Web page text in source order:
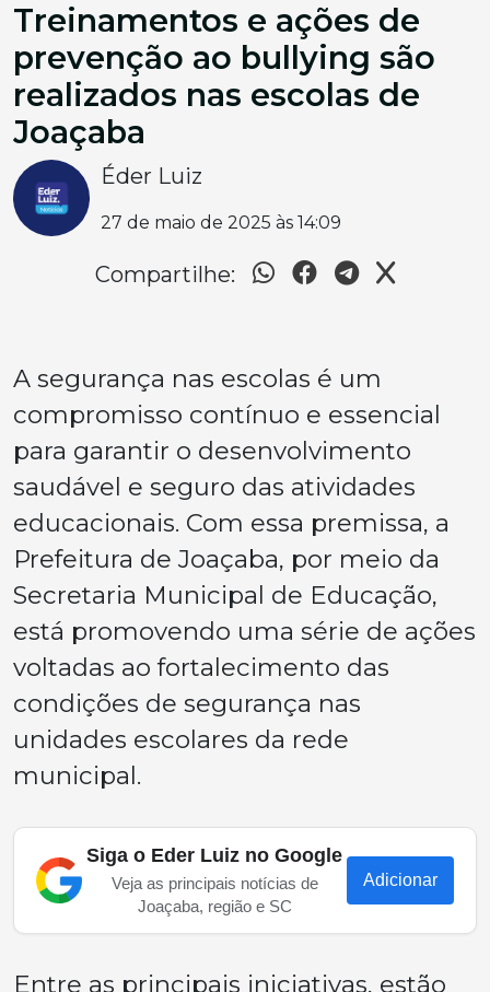
Treinamentos e ações de
prevenção ao bullying são
realizados nas escolas de
Joaçaba
Éder Luiz
27 de maio de 2025 às 14:09
Compartilhe:
A segurança nas escolas é um
compromisso contínuo e essencial
para garantir o desenvolvimento
saudável e seguro das atividades
educacionais. Com essa premissa, a
Prefeitura de Joaçaba, por meio da
Secretaria Municipal de Educação,
está promovendo uma série de ações
voltadas ao fortalecimento das
condições de segurança nas
unidades escolares da rede
municipal.
Siga o Eder Luiz no Google
Veja as principais notícias de
Joaçaba, região e SC
Adicionar
Entre as principais iniciativas, estão